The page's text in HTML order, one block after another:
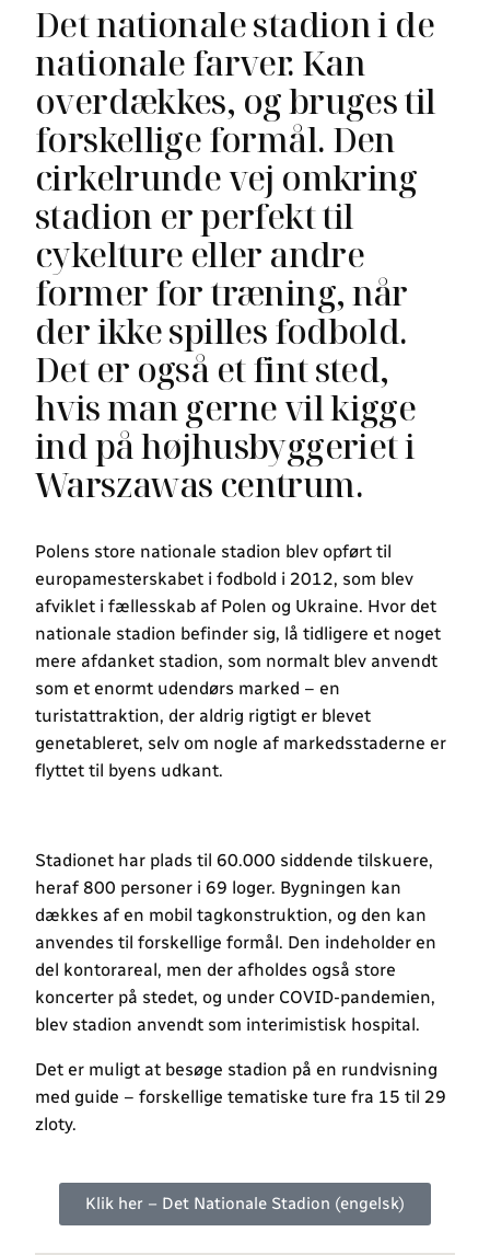
Det nationale stadion i de
nationale farver. Kan
overdækkes, og bruges til
forskellige formål. Den
cirkelrunde vej omkring
stadion er perfekt til
cykelture eller andre
former for træning, når
der ikke spilles fodbold.
Det er også et fint sted,
hvis man gerne vil kigge
ind på højhusbyggeriet i
Warszawas centrum.
Polens store nationale stadion blev opført til
europamesterskabet i fodbold i 2012, som blev
afviklet i fællesskab af Polen og Ukraine. Hvor det
nationale stadion befinder sig, lå tidligere et noget
mere afdanket stadion, som normalt blev anvendt
som et enormt udendørs marked – en
turistattraktion, der aldrig rigtigt er blevet
genetableret, selv om nogle af markedsstaderne er
flyttet til byens udkant.
Stadionet har plads til 60.000 siddende tilskuere,
heraf 800 personer i 69 loger. Bygningen kan
dækkes af en mobil tagkonstruktion, og den kan
anvendes til forskellige formål. Den indeholder en
del kontorareal, men der afholdes også store
koncerter på stedet, og under COVID-pandemien,
blev stadion anvendt som interimistisk hospital.
Det er muligt at besøge stadion på en rundvisning
med guide – forskellige tematiske ture fra 15 til 29
zloty.
Klik her – Det Nationale Stadion (engelsk)